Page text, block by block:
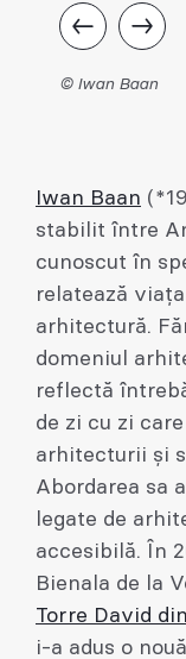
© Iwan Baan
Iwan Baan
stabilit între
cunoscut în
relatează
arhitectură.
domeniul
reflectă
de zi cu zi
arhitecturii și
Abordarea sa
legate de
accesibilă. În
Bienala de la
Torre David
i-a adus o